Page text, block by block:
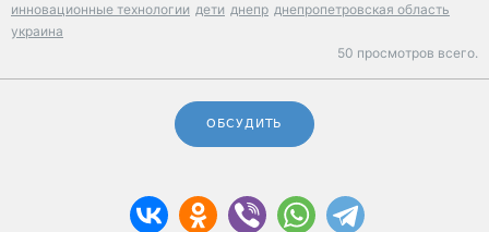
инновационные технологии дети днепр днепропетровская область
украина
50 просмотров всего.
ОБСУДИТЬ